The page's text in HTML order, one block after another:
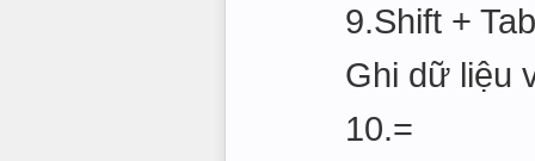
9.Shift + Tab
Ghi dữ liệu
10.=